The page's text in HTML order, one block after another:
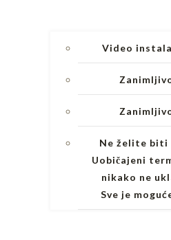
Video
Ne želite biti
Uobičajeni
nikako ne
Sve je